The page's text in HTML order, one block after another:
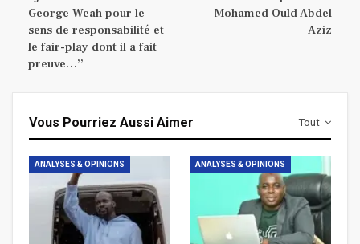
George Weah pour le
sens de responsabilité et
le fair-play dont il a fait
preuve…’’
Mohamed Ould Abdel
Aziz
Tout
Vous Pourriez Aussi Aimer
ANALYSES & OPINIONS ANALYSES & OPINIONS